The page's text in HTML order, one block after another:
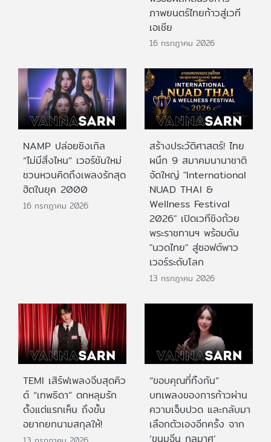
ภาพยนตร์ไทยก้าวสู่เวที
เอเชีย
16 กรกฎาคม 2026
NAMP ปล่อยซิงเกิล
“ไม่มีสิ่งไหน” เวอร์ชันใหม่
ชวนหวนคิดถึงเพลงรักสุด
ฮิตในยุค 2000
16 กรกฎาคม 2026
สร้างประวัติศาสตร์! ไทย
ผนึก 9 สมาคมนานาชาติ
จัดใหญ่ "International
NUAD THAI &
Wellness Festival
2026" เปิดเวทีชิงถ้วย
พระราชทานฯ พร้อมดัน
"นวดไทย" สู่ซอฟต์พาว
เวอร์ระดับโลก
13 กรกฎาคม 2026
TEMI เสิร์ฟเพลงจีบสุดคิว
ต์ “เทพธิดา” ตกหลุมรัก
ตั้งแต่แรกเห็น ถึงขั้น
อยากยกนามสกุลให้!
“ขอบคุณที่ทิ้งกัน”
บทเพลงของการก้าวผ่าน
ความเจ็บปวด และกลับมา
เลือกตัวเองอีกครั้ง จาก
‘ขนมจีน กุลมาศ’